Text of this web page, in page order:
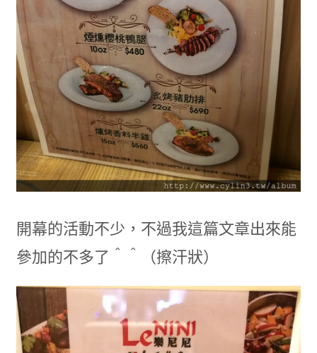
開幕的活動不少，不過我這篇文章出來能
參加的不多了＾＾（擦汗狀）